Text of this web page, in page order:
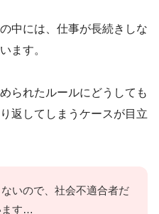
中には、仕事が長続きしな
ます。
られたルールにどうしても
返してしまうケースが目立
いので、社会不適合者だ
ます…